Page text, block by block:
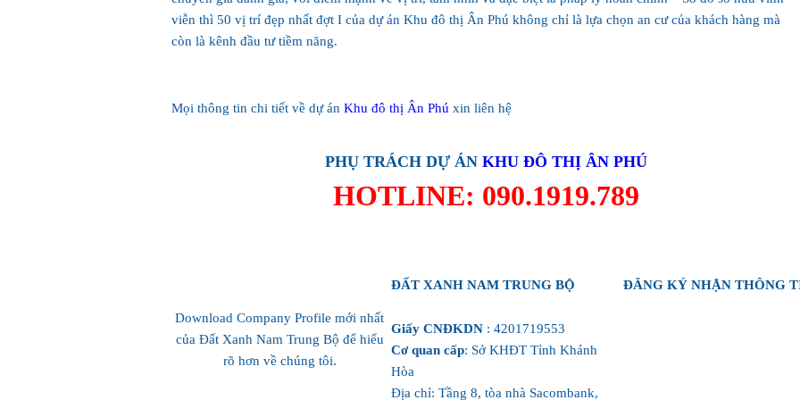
viễn thì 50 vị trí đẹp nhất đợt I của dự án Khu đô thị Ân Phú không chỉ là lựa chọn an cư của khách hàng mà
còn là kênh đầu tư tiềm năng.
Mọi thông tin chi tiết về dự án Khu đô thị Ân Phú xin liên hệ
PHỤ TRÁCH DỰ ÁNKHU ĐÔ THỊ ÂN PHÚ
HOTLINE: 090.1919.789
Download Company Profile mới nhất
của Đất Xanh Nam Trung Bộ để hiểu
rõ hơn về chúng tôi.
ĐẤT XANH NAM TRUNG BỘ
Giấy CNĐKDN: 4201719553
Cơ quan cấp: Sở KHĐT Tỉnh Khánh
Hòa
Địa chỉ: Tầng 8, tòa nhà Sacombank,
ĐĂNG KÝ NHẬN THÔNG